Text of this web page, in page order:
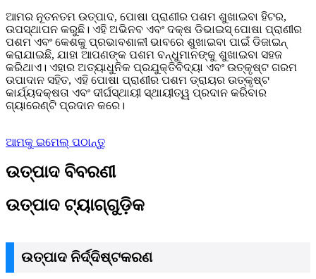
ଆମର ନୂତନତମ ଉତ୍ପାଦ, ପୋଷା ପ୍ରାଣୀର ପଶମ ଶୁଖାଇବା ହିଟର,
ଉପସ୍ଥାପନ କରୁଛି। ଏହି ଅଭିନବ ଏବଂ ଦକ୍ଷ ଡିଭାଇସ୍ ପୋଷା ପ୍ରାଣୀର
ପଶମ ଏବଂ କେଶକୁ ପ୍ରଭାବଶାଳୀ ଭାବରେ ଶୁଖାଇବା ପାଇଁ ଡିଜାଇନ୍
କରାଯାଇଛି, ଯାହା ଆପଣଙ୍କ ପଶମ ବନ୍ଧୁମାନଙ୍କୁ ଶୁଖାଇବା ସହଜ
କରିଥାଏ। ଏହାର ଅତ୍ୟାଧୁନିକ ପ୍ରଯୁକ୍ତିବିଦ୍ୟା ଏବଂ ଉତ୍କୃଷ୍ଟ ଗରମ
ଉପାଦାନ ସହିତ, ଏହି ପୋଷା ପ୍ରାଣୀର ପଶମ ଡ୍ରାୟର ଉତ୍କୃଷ୍ଟ
କାର୍ଯ୍ୟଦକ୍ଷତା ଏବଂ ଦୀର୍ଘସ୍ଥାୟୀ ସ୍ଥାୟୀତ୍ୱ ପ୍ରଦାନ କରିବାର
ଗ୍ୟାରେଣ୍ଟି ପ୍ରଦାନ କରେ।
ଆମକୁ ଇମେଲ୍ ପଠାନ୍ତୁ
ଉତ୍ପାଦ ବିବରଣୀ
ଉତ୍ପାଦ ଟ୍ୟାଗ୍‌ଗୁଡ଼ିକ
ଉତ୍ପାଦ ନିର୍ଦ୍ଦିଷ୍ଟକରଣ